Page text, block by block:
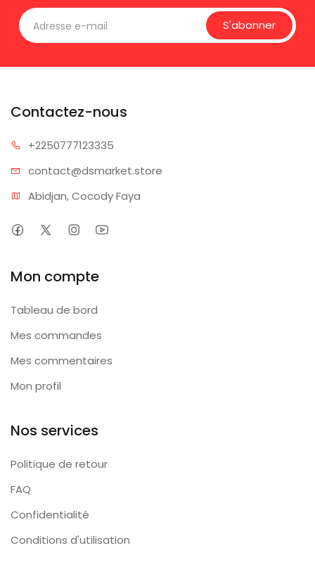
S'abonner
Contactez-nous
+2250777123335
contact@dsmarket.store
Abidjan, Cocody Faya
Mon compte
Tableau de bord
Mes commandes
Mes commentaires
Mon profil
Nos services
Politique de retour
FAQ
Confidentialité
Conditions d'utilisation